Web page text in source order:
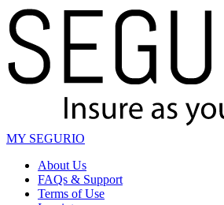
MY SEGURIO
About Us
FAQs & Support
Terms of Use